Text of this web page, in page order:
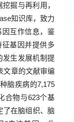
掘与再利用，
知识库，致力
互作信息，鉴
征基因并提供多
生发展机制提
文章的文献审编
脑疾病的7,175
合物与623个基
了在脑组织、脑